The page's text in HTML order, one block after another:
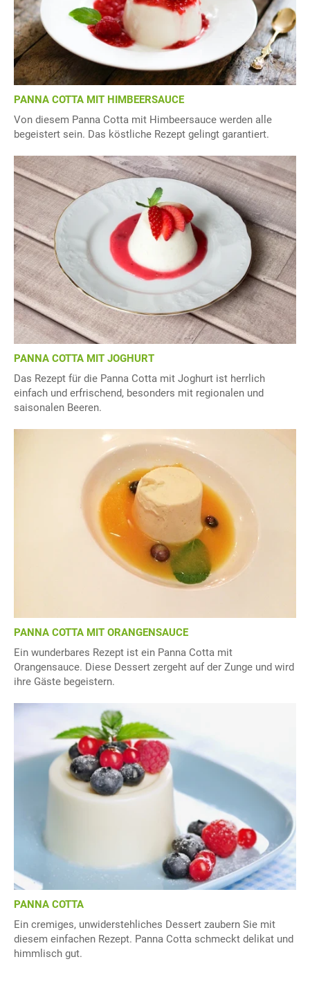
PANNA COTTA MIT HIMBEERSAUCE
Von diesem Panna Cotta mit Himbeersauce werden alle
begeistert sein. Das köstliche Rezept gelingt garantiert.
PANNA COTTA MIT JOGHURT
Das Rezept für die Panna Cotta mit Joghurt ist herrlich
einfach und erfrischend, besonders mit regionalen und
saisonalen Beeren.
PANNA COTTA MIT ORANGENSAUCE
Ein wunderbares Rezept ist ein Panna Cotta mit
Orangensauce. Diese Dessert zergeht auf der Zunge und wird
ihre Gäste begeistern.
PANNA COTTA
Ein cremiges, unwiderstehliches Dessert zaubern Sie mit
diesem einfachen Rezept. Panna Cotta schmeckt delikat und
himmlisch gut.